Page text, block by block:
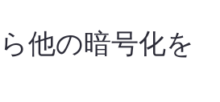
他の暗号化を